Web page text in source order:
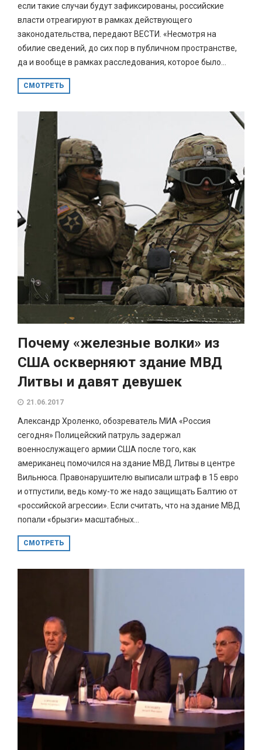
если такие случаи будут зафиксированы, российские
власти отреагируют в рамках действующего
законодательства, передают ВЕСТИ. «Несмотря на
обилие сведений, до сих пор в публичном пространстве,
да и вообще в рамках расследования, которое было...
СМОТРЕТЬ
Почему «железные волки» из
США оскверняют здание МВД
Литвы и давят девушек
21.06.2017
Александр Хроленко, обозреватель МИА «Россия
сегодня» Полицейский патруль задержал
военнослужащего армии США после того, как
американец помочился на здание МВД Литвы в центре
Вильнюса. Правонарушителю выписали штраф в 15 евро
и отпустили, ведь кому-то же надо защищать Балтию от
«российской агрессии». Если считать, что на здание МВД
попали «брызги» масштабных...
СМОТРЕТЬ